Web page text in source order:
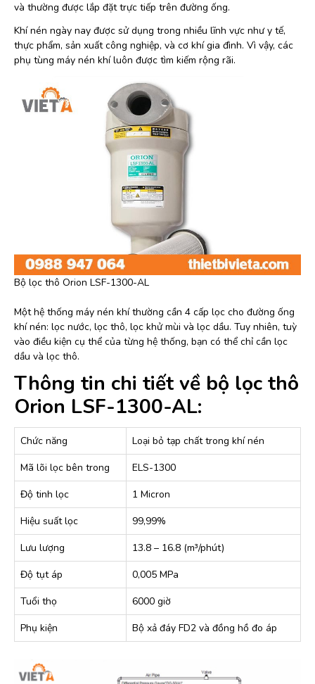
và thường được lắp đặt trực tiếp trên đường ống.
Khí nén ngày nay được sử dụng trong nhiều lĩnh vực như y tế,
thực phẩm, sản xuất công nghiệp, và cơ khí gia đình. Vì vậy, các
phụ tùng máy nén khí luôn được tìm kiếm rộng rãi.
Bộ lọc thô Orion LSF-1300-AL
Một hệ thống máy nén khí thường cần 4 cấp lọc cho đường ống
khí nén: lọc nước, lọc thô, lọc khử mùi và lọc dầu. Tuy nhiên, tuỳ
vào điều kiện cụ thể của từng hệ thống, bạn có thể chỉ cần lọc
dầu và lọc thô.
Thông tin chi tiết về bộ lọc thô
Orion LSF-1300-AL:
Chức năng
Loại bỏ tạp chất trong khí nén
Mã lõi lọc bên trong
ELS-1300
Độ tinh lọc
1 Micron
Hiệu suất lọc
99,99%
Lưu lượng
13.8 – 16.8 (m³/phút)
Độ tụt áp
0,005 MPa
Tuổi thọ
6000 giờ
Phụ kiện
Bộ xả đáy FD2 và đồng hồ đo áp